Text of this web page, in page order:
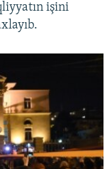
işini